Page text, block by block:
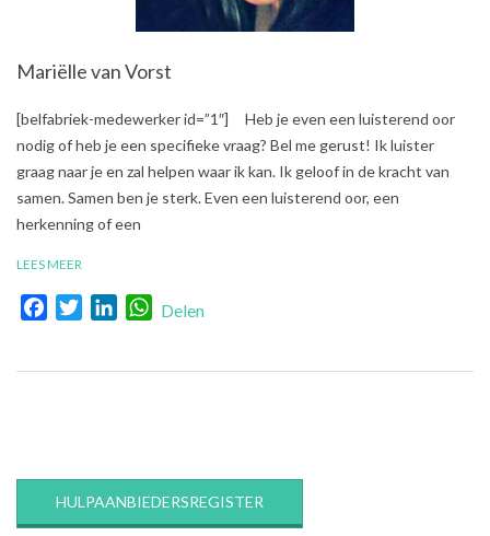
Mariëlle van Vorst
2017-
[belfabriek-medewerker id=”1″] Heb je even een luisterend oor
nodig of heb je een specifieke vraag? Bel me gerust! Ik luister
graag naar je en zal helpen waar ik kan. Ik geloof in de kracht van
samen. Samen ben je sterk. Even een luisterend oor, een
herkenning of een
LEES MEER
FacebookTwitterLinkedInWhatsApp
Delen
HULPAANBIEDERSREGISTER